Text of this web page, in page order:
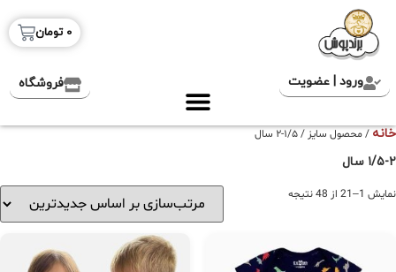
0 تومان
ورود | عضویت فروشگاه
خانه / محصول سایز / ۱/۵-۲ سال
۱/۵-۲ سال
نمایش 1–21 از 48 نتیجه